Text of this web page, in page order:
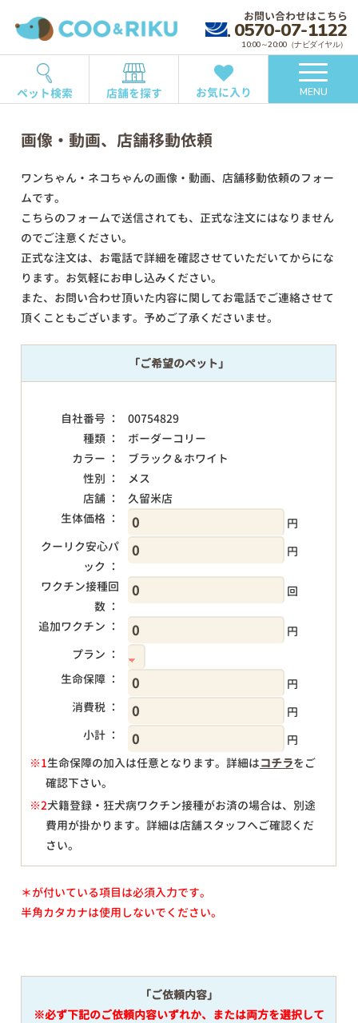
お問い合わせはこちら
0570-07-1122
10:00～20:00（ナビダイヤル）
ペット検索 店舗を探す お気に入り MENU
画像・動画、店舗移動依頼
ワンちゃん・ネコちゃんの画像・動画、店舗移動依頼のフォー
ムです。
こちらのフォームで送信されても、正式な注文にはなりません
のでご注意ください。
正式な注文は、お電話で詳細を確認させていただいてからにな
ります。お気軽にお申し込みください。
また、お問い合わせ頂いた内容に関してお電話でご連絡させて
頂くこともございます。予めご了承くださいませ。
「ご希望のペット」
自社番号 ：
00754829
種類 ：
ボーダーコリー
カラー ：
ブラック＆ホワイト
性別 ：
メス
店舗 ：
久留米店
生体価格 ：
円
クーリク安心パ
ック ：
円
ワクチン接種回
数 ：
回
追加ワクチン ：
円
プラン ：
生命保障 ：
円
消費税 ：
円
小計 ：
円
※1生命保障の加入は任意となります。詳細はコチラをご
確認下さい。
※2犬籍登録・狂犬病ワクチン接種がお済の場合は、別途
費用が掛かります。詳細は店舗スタッフへご確認くだ
さい。
＊が付いている項目は必須入力です。
半角カタカナは使用しないでください。
「ご依頼内容」
※必ず下記のご依頼内容いずれか、または両方を選択して